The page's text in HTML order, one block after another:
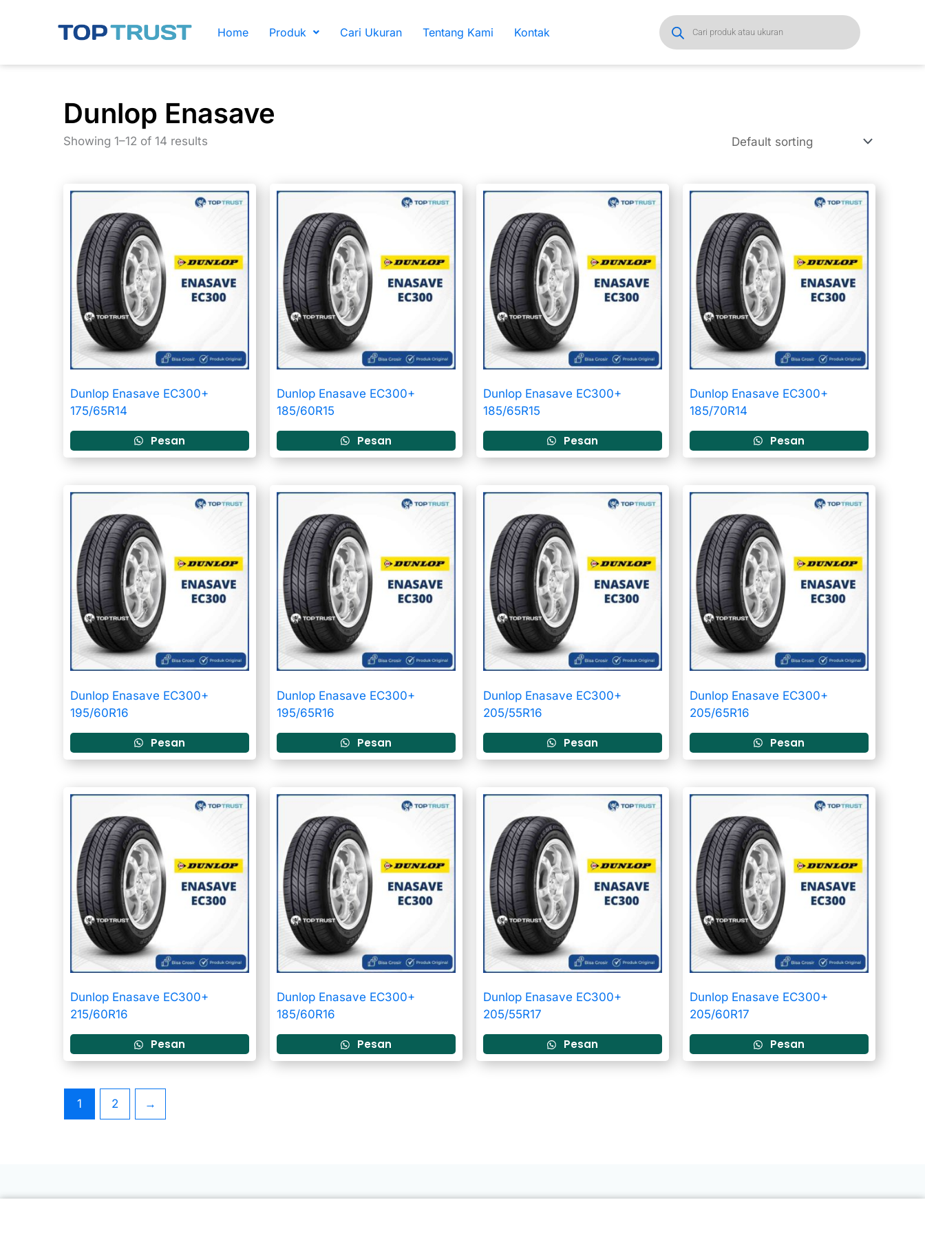
Home Produk Cari Ukuran Tentang Kami Kontak
Products
search
Dunlop Enasave
Showing 1–12 of 14 results
Dunlop Enasave EC300+
175/65R14
Pesan
Dunlop Enasave EC300+
185/60R15
Pesan
Dunlop Enasave EC300+
185/65R15
Pesan
Dunlop Enasave EC300+
185/70R14
Pesan
Dunlop Enasave EC300+
195/60R16
Pesan
Dunlop Enasave EC300+
195/65R16
Pesan
Dunlop Enasave EC300+
205/55R16
Pesan
Dunlop Enasave EC300+
205/65R16
Pesan
Dunlop Enasave EC300+
215/60R16
Pesan
Dunlop Enasave EC300+
185/60R16
Pesan
Dunlop Enasave EC300+
205/55R17
Pesan
Dunlop Enasave EC300+
205/60R17
Pesan
1 2 →